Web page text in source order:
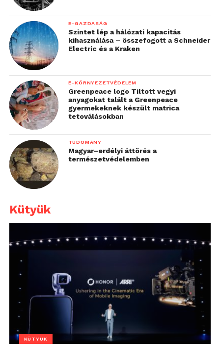
E-GAZDASÁG
Szintet lép a hálózati kapacitás
kihasználása – összefogott a Schneider
Electric és a Kraken
E-KÖRNYEZETVÉDELEM
Greenpeace logo Tiltott vegyi
anyagokat talált a Greenpeace
gyermekeknek készült matrica
tetoválásokban
TUDOMÁNY
Magyar–erdélyi áttörés a
természetvédelemben
Kütyük
KÜTYÜK